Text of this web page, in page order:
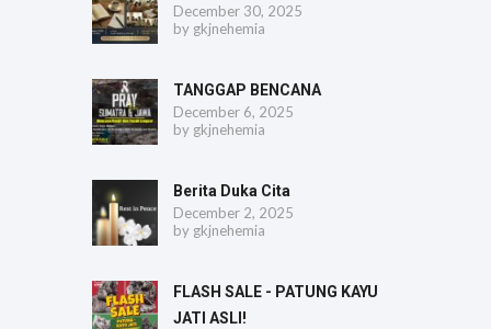
December 30, 2025
by gkjnehemia
TANGGAP BENCANA
December 6, 2025
by gkjnehemia
Berita Duka Cita
December 2, 2025
by gkjnehemia
FLASH SALE - PATUNG KAYU
JATI ASLI!